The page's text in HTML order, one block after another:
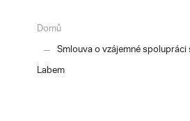
Domů
Smlouva o vzájemné
Labem